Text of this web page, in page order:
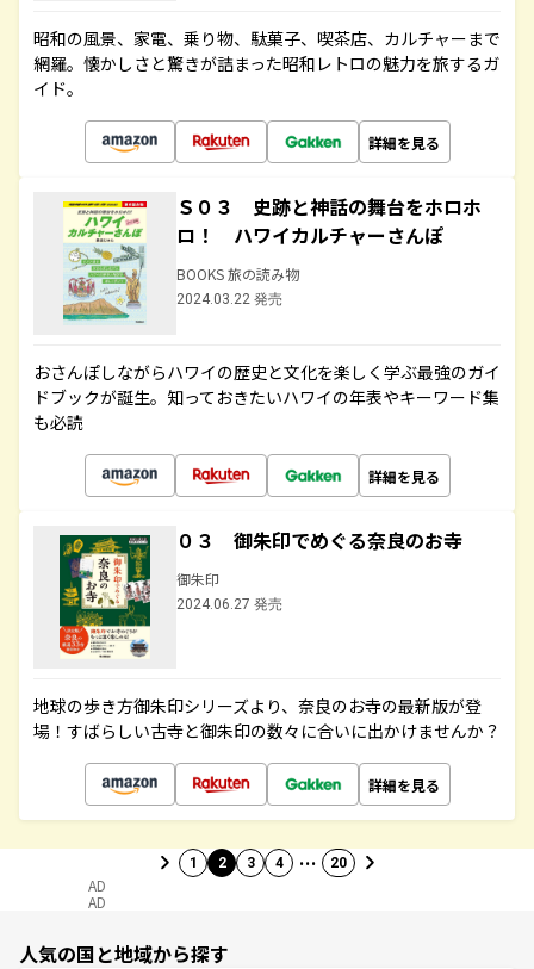
昭和の風景、家電、乗り物、駄菓子、喫茶店、カルチャーまで
網羅。懐かしさと驚きが詰まった昭和レトロの魅力を旅するガ
イド。
詳細を見る
Ｓ０３ 史跡と神話の舞台をホロホ
ロ！ ハワイカルチャーさんぽ
BOOKS 旅の読み物
2024.03.22 発売
おさんぽしながらハワイの歴史と文化を楽しく学ぶ最強のガイ
ドブックが誕生。知っておきたいハワイの年表やキーワード集
も必読
詳細を見る
０３ 御朱印でめぐる奈良のお寺
御朱印
2024.06.27 発売
地球の歩き方御朱印シリーズより、奈良のお寺の最新版が登
場！すばらしい古寺と御朱印の数々に合いに出かけませんか？
詳細を見る
1 2 3 4 … 20
AD
AD
人気の国と地域から探す